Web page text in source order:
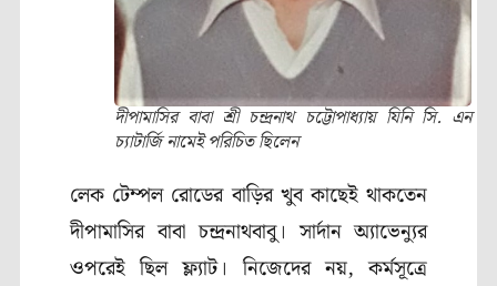
দীপামাসির বাবা শ্রী চন্দ্রনাথ চট্টোপাধ্যায় যিনি সি. এন
চ্যাটার্জি নামেই পরিচিত ছিলেন
লেক টেম্পল রোডের বাড়ির খুব কাছেই থাকতেন
দীপামাসির বাবা চন্দ্রনাথবাবু। সার্দান অ্যাভেন্যুর
ওপরেই ছিল ফ্ল্যাট। নিজেদের নয়, কর্মসূত্রে